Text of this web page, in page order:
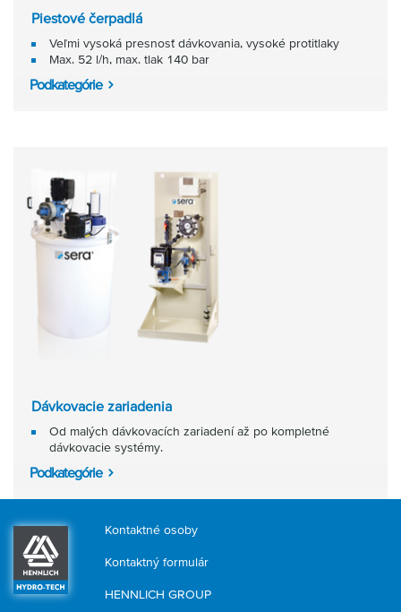
Piestové čerpadlá
Veľmi vysoká presnosť dávkovania, vysoké protitlaky
Max. 52 l/h, max. tlak 140 bar
Podkategórie
Dávkovacie zariadenia
Od malých dávkovacích zariadení až po kompletné
dávkovacie systémy.
Podkategórie
Kontaktné osoby
Kontaktný formulár
HENNLICH GROUP